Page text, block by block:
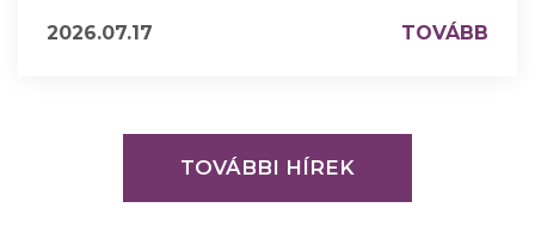
2026.07.17
TOVÁBB
TOVÁBBI HÍREK